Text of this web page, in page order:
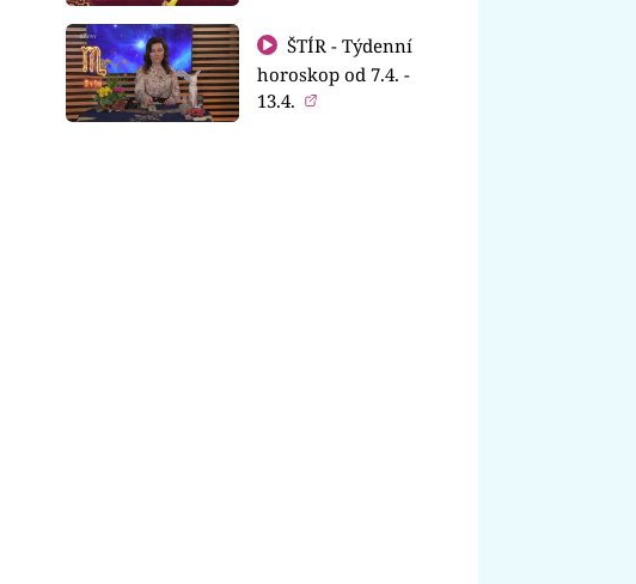
ŠTÍR - Týdenní
horoskop od 7.4. -
13.4.